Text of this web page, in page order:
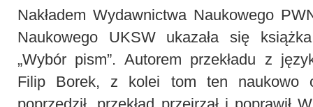
Nakładem Wydawnictwa Naukowego
Naukowego UKSW ukazała się
„Wybór pism”. Autorem przekładu z
Filip Borek, z kolei tom ten naukowo